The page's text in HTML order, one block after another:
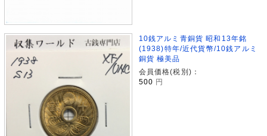
10銭アルミ青銅貨 昭和13年銘
(1938)特年/近代貨幣/10銭アルミ
銅貨 極美品
会員価格(税別)：
500 円